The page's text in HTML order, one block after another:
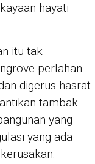
hayati
itu tak
perlahan
digerus hasrat
tambak
yang
yang ada